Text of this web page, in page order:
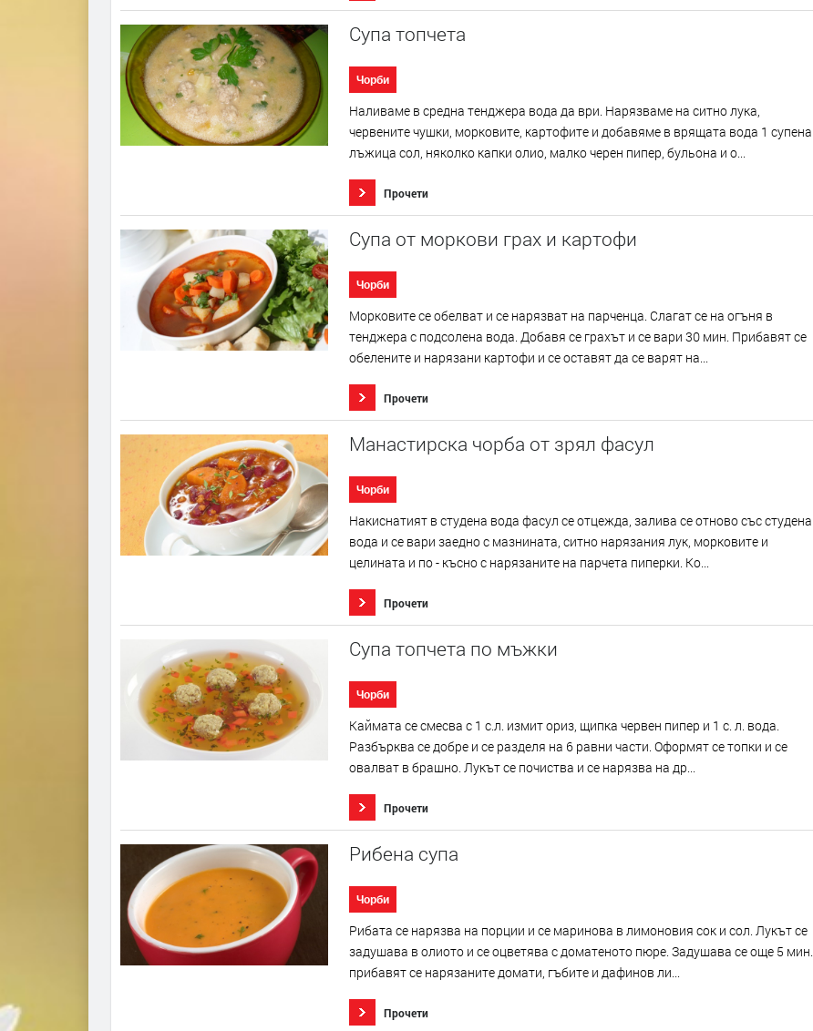
Супа топчета
Чорби
Наливаме в средна тенджера вода да ври. Нарязваме на ситно лука,
червените чушки, морковите, картофите и добавяме в врящата вода 1 супена
лъжица сол, няколко капки олио, малко черен пипер, бульона и о...
Прочети
Супа от моркови грах и картофи
Чорби
Морковите се обелват и се нарязват на парченца. Слагат се на огъня в
тенджера с подсолена вода. Добавя се грахът и се вари 30 мин. Прибавят се
обелените и нарязани картофи и се оставят да се варят на...
Прочети
Манастирска чорба от зрял фасул
Чорби
Накиснатият в студена вода фасул се отцежда, залива се отново със студена
вода и се вари заедно с мазнината, ситно нарязания лук, морковите и
целината и по - късно с нарязаните на парчета пиперки. Ко...
Прочети
Супа топчета по мъжки
Чорби
Каймата се смесва с 1 с.л. измит ориз, щипка червен пипер и 1 с. л. вода.
Разбърква се добре и се разделя на 6 равни части. Оформят се топки и се
овалват в брашно. Лукът се почиства и се нарязва на др...
Прочети
Рибена супа
Чорби
Рибата се нарязва на порции и се маринова в лимоновия сок и сол. Лукът се
задушава в олиото и се оцветява с доматеното пюре. Задушава се още 5 мин.
прибавят се нарязаните домати, гъбите и дафинов ли...
Прочети